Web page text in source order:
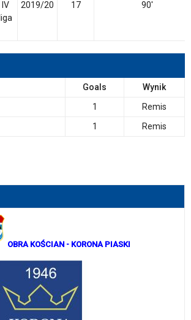
IV
liga
2019/20 17 90'
Goals
Wynik
1
Remis
1 Remis
OBRA KOŚCIAN - KORONA PIASKI